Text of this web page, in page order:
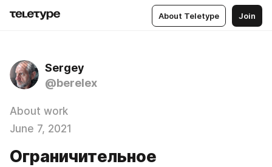
About Teletype Join
Sergey
@berelex
About work
June 7, 2021
Ограничительное